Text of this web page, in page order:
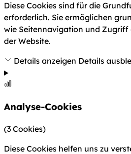
Diese Cookies sind für die
erforderlich. Sie ermöglichen
wie Seitennavigation und Zugriff
der Website.
Details anzeigen Details
Analyse-Cookies
(3 Cookies)
Diese Cookies helfen uns zu